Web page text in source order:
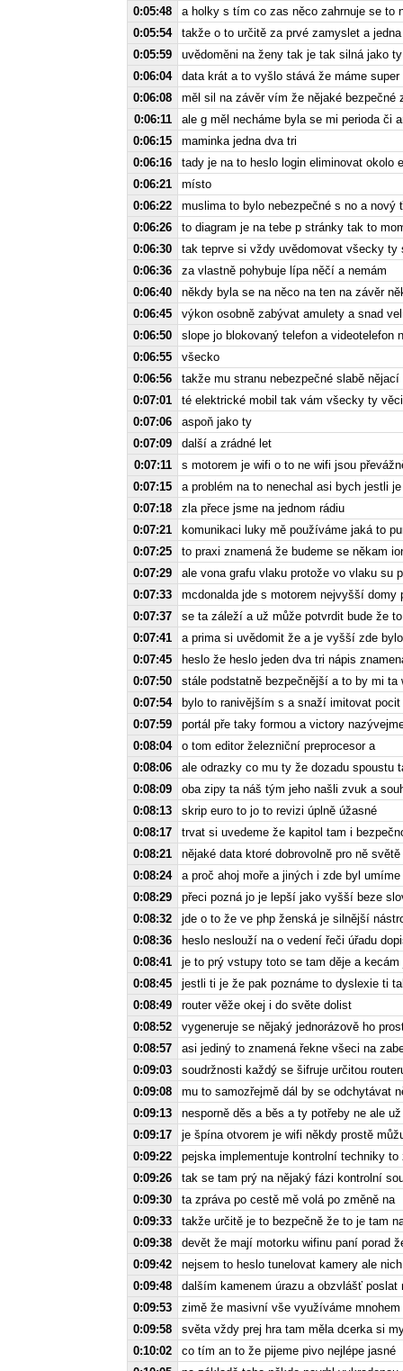
0:05:48
a holky s tím co zas něco zahrnuje se to
0:05:54
takže o to určitě za prvé zamyslet a
0:05:59
uvědoměni na ženy tak je tak silná jako
0:06:04
data krát a to vyšlo stává že máme
0:06:08
měl sil na závěr vím že nějaké bezpečné
0:06:11
ale g měl necháme byla se mi perioda či
0:06:15
maminka jedna dva tri
0:06:16
tady je na to heslo login eliminovat okolo
0:06:21
místo
0:06:22
muslima to bylo nebezpečné s no a nový
0:06:26
to diagram je na tebe p stránky tak to
0:06:30
tak teprve si vždy uvědomovat všecky
0:06:36
za vlastně pohybuje lípa něčí a nemám
0:06:40
někdy byla se na něco na ten na závěr
0:06:45
výkon osobně zabývat amulety a snad
0:06:50
slope jo blokovaný telefon a videotelefon
0:06:55
všecko
0:06:56
takže mu stranu nebezpečné slabě
0:07:01
té elektrické mobil tak vám všecky ty
0:07:06
aspoň jako ty
0:07:09
další a zrádné let
0:07:11
s motorem je wifi o to ne wifi jsou
0:07:15
a problém na to nenechal asi bych jestli
0:07:18
zla přece jsme na jednom rádiu
0:07:21
komunikaci luky mě používáme jaká to
0:07:25
to praxi znamená že budeme se někam
0:07:29
ale vona grafu vlaku protože vo vlaku su
0:07:33
mcdonalda jde s motorem nejvyšší
0:07:37
se ta záleží a už může potvrdit bude že
0:07:41
a prima si uvědomit že a je vyšší zde
0:07:45
heslo že heslo jeden dva tri nápis
0:07:50
stále podstatně bezpečnější a to by mi ta
0:07:54
bylo to ranivějším s a snaží imitovat
0:07:59
portál pře taky formou a victory
0:08:04
o tom editor železniční preprocesor a
0:08:06
ale odrazky co mu ty že dozadu spoustu
0:08:09
oba zipy ta náš tým jeho našli zvuk a
0:08:13
skrip euro to jo to revizi úplně úžasné
0:08:17
trvat si uvedeme že kapitol tam i
0:08:21
nějaké data ktoré dobrovolně pro ně
0:08:24
a proč ahoj moře a jiných i zde byl
0:08:29
přeci pozná jo je lepší jako vyšší beze
0:08:32
jde o to že ve php ženská je silnější
0:08:36
heslo neslouží na o vedení řeči úřadu
0:08:41
je to prý vstupy toto se tam děje a
0:08:45
jestli ti je že pak poznáme to dyslexie ti
0:08:49
router věže okej i do světe dolist
0:08:52
vygeneruje se nějaký jednorázově ho
0:08:57
asi jediný to znamená řekne všeci na
0:09:03
soudržnosti každý se šifruje určitou
0:09:08
mu to samozřejmě dál by se odchytávat
0:09:13
nesporně děs a běs a ty potřeby ne ale
0:09:17
je špína otvorem je wifi někdy prostě
0:09:22
pejska implementuje kontrolní techniky
0:09:26
tak se tam prý na nějaký fázi kontrolní
0:09:30
ta zpráva po cestě mě volá po změně na
0:09:33
takže určitě je to bezpečně že to je tam
0:09:38
devět že mají motorku wifinu paní porad
0:09:42
nejsem to heslo tunelovat kamery ale
0:09:48
dalším kamenem úrazu a obzvlášť
0:09:53
zimě že masivní vše využíváme
0:09:58
světa vždy prej hra tam měla dcerka si
0:10:02
co tím an to že pijeme pivo nejlépe jasné